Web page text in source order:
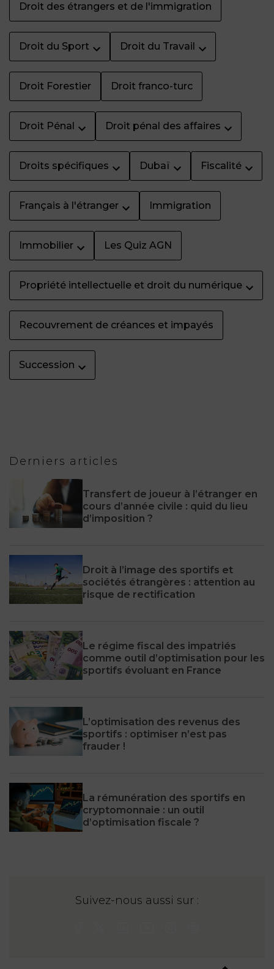
Droit des étrangers et de l'immigration
Droit du Sport Droit du Travail
Droit Forestier Droit franco-turc
Droit Pénal Droit pénal des affaires
Droits spécifiques Dubaï Fiscalité
Français à l'étranger Immigration
Immobilier Les Quiz AGN
Propriété intellectuelle et droit du numérique
Recouvrement de créances et impayés
Succession
Derniers articles
Transfert de joueur à l’étranger en
cours d’année civile : quid du lieu
d’imposition ?
Droit à l’image des sportifs et
sociétés étrangères : attention au
risque de rectification
Le régime fiscal des impatriés
comme outil d’optimisation pour les
sportifs évoluant en France
L’optimisation des revenus des
sportifs : optimiser n’est pas
frauder !
La rémunération des sportifs en
cryptomonnaie : un outil
d’optimisation fiscale ?
Suivez-nous aussi sur :